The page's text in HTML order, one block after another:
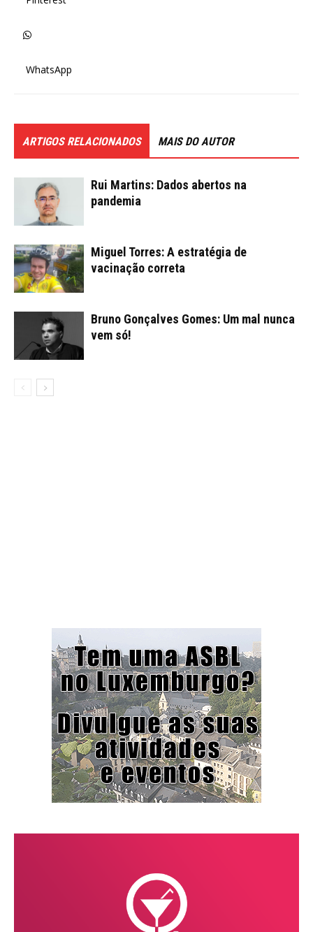
WhatsApp
ARTIGOS RELACIONADOS MAIS DO AUTOR
Rui Martins: Dados abertos na
pandemia
Miguel Torres: A estratégia de
vacinação correta
Bruno Gonçalves Gomes: Um mal nunca
vem só!